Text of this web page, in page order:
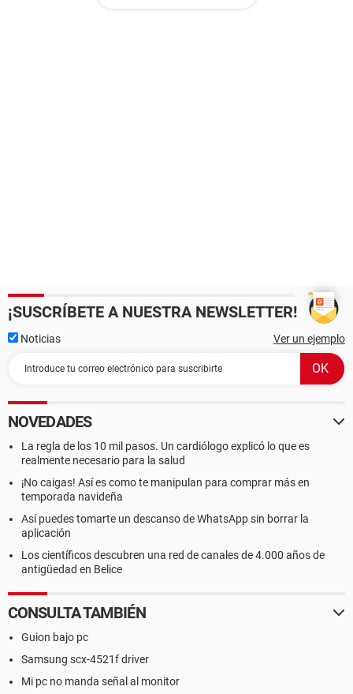
¡SUSCRÍBETE A NUESTRA NEWSLETTER!
Noticias Ver un ejemplo
NOVEDADES
La regla de los 10 mil pasos. Un cardiólogo explicó lo que es
realmente necesario para la salud
¡No caigas! Así es como te manipulan para comprar más en
temporada navideña
Así puedes tomarte un descanso de WhatsApp sin borrar la
aplicación
Los científicos descubren una red de canales de 4.000 años de
antigüedad en Belice
CONSULTA TAMBIÉN
Guion bajo pc
Samsung scx-4521f driver
Mi pc no manda señal al monitor